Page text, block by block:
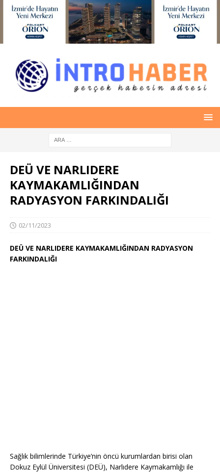
DEÜ VE NARLIDERE
KAYMAKAMLIĞINDAN
RADYASYON FARKINDALIĞI
02/11/2023
DEÜ VE NARLIDERE KAYMAKAMLIĞINDAN RADYASYON
FARKINDALIĞI
Sağlık bilimlerinde Türkiye’nin öncü kurumlardan birisi olan
Dokuz Eylül Üniversitesi (DEÜ), Narlıdere Kaymakamlığı ile